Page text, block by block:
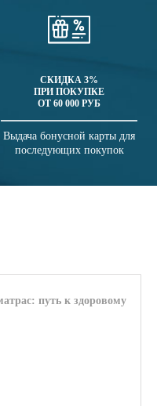
СКИДКА 3%
ПРИ ПОКУПКЕ
ОТ 60 000 РУБ
Выдача бонусной карты для
последующих покупок
путь к здоровому